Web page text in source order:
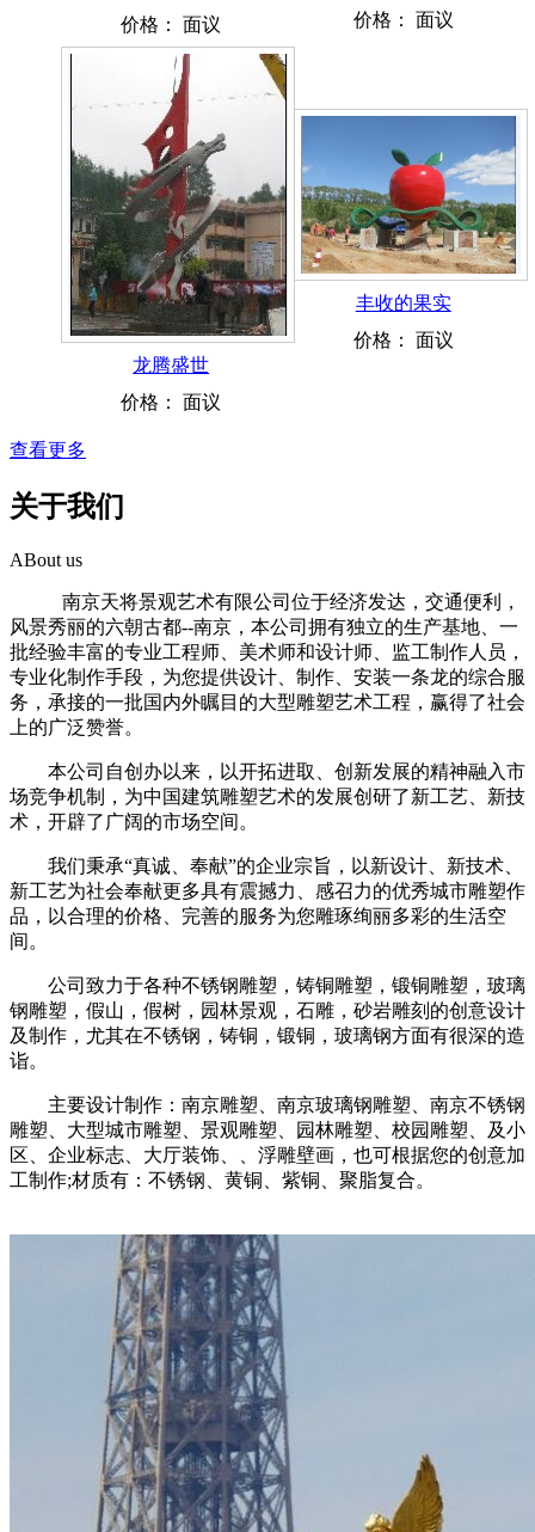
价格：面议
价格： 面议
龙腾盛世
价格：面议
丰收的果实
价格： 面议
查看更多
关于我们
ABout us
南京天将景观艺术有限公司位于经济发达，交通便利，
风景秀丽的六朝古都--南京，本公司拥有独立的生产基地、一
批经验丰富的专业工程师、美术师和设计师、监工制作人员，
专业化制作手段，为您提供设计、制作、安装一条龙的综合服
务，承接的一批国内外瞩目的大型雕塑艺术工程，赢得了社会
上的广泛赞誉。
本公司自创办以来，以开拓进取、创新发展的精神融入市
场竞争机制，为中国建筑雕塑艺术的发展创研了新工艺、新技
术，开辟了广阔的市场空间。
我们秉承“真诚、奉献”的企业宗旨，以新设计、新技术、
新工艺为社会奉献更多具有震撼力、感召力的优秀城市雕塑作
品，以合理的价格、完善的服务为您雕琢绚丽多彩的生活空
间。
公司致力于各种不锈钢雕塑，铸铜雕塑，锻铜雕塑，玻璃
钢雕塑，假山，假树，园林景观，石雕，砂岩雕刻的创意设计
及制作，尤其在不锈钢，铸铜，锻铜，玻璃钢方面有很深的造
诣。
主要设计制作：南京雕塑、南京玻璃钢雕塑、南京不锈钢
雕塑、大型城市雕塑、景观雕塑、园林雕塑、校园雕塑、及小
区、企业标志、大厅装饰、、浮雕壁画，也可根据您的创意加
工制作;材质有：不锈钢、黄铜、紫铜、聚脂复合。